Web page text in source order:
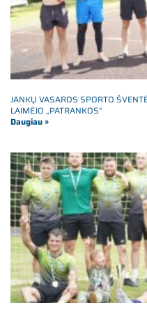
JANKŲ VASAROS SPORTO
LAIMĖJO „PATRANKOS“
Daugiau »